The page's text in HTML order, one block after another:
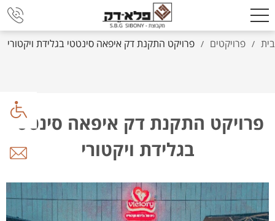
בית / פרויקטים / פרויקט התקנת דק איפאה סינטטי בגלידת ויקטורי
פרויקט התקנת דק איפאה סינטטי
בגלידת ויקטורי